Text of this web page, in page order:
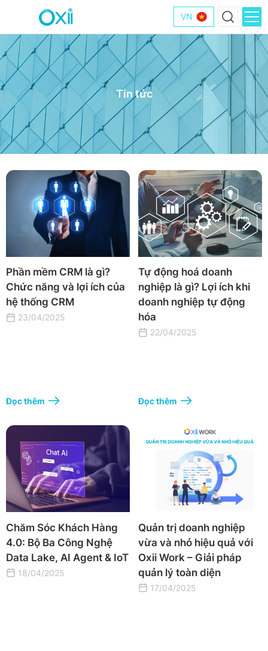
VN
Tin tức
Phần mềm CRM là gì?
Chức năng và lợi ích của
hệ thống CRM
23/04/2025
Đọc thêm
Tự động hoá doanh
nghiệp là gì? Lợi ích khi
doanh nghiệp tự động
hóa
22/04/2025
Đọc thêm
Chăm Sóc Khách Hàng
4.0: Bộ Ba Công Nghệ
Data Lake, AI Agent & IoT
18/04/2025
Quản trị doanh nghiệp
vừa và nhỏ hiệu quả với
Oxii Work – Giải pháp
quản lý toàn diện
17/04/2025